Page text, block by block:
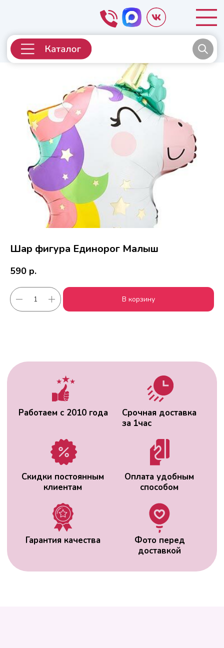
Шар фигура Единорог Малыш
590 р.
В корзину
Работаем с 2010 года
Срочная доставка
Гарантия качества
ВАС МОЖЕТ
ЗАИНТЕРЕСОВАТЬ